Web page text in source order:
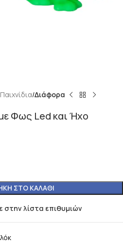
Διάφορα
Φως Led και Ήχο
ΣΤΟ ΚΑΛΆΘΙ
στην λίστα επιθυμιών